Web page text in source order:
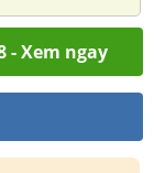
- Xem ngay